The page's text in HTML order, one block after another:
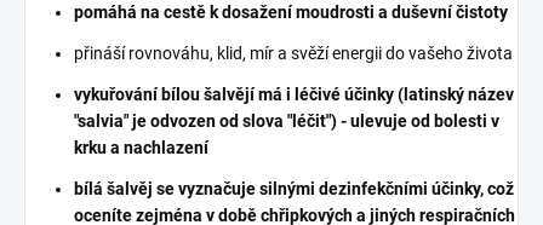
pomáhá na cestě k dosažení moudrosti a duševní čistoty
přináší rovnováhu, klid, mír a svěží energii do vašeho života
vykuřování bílou šalvějí má i léčivé účinky (latinský název
"salvia" je odvozen od slova "léčit") - ulevuje od bolesti v
krku a nachlazení
bílá šalvěj se vyznačuje silnými dezinfekčními účinky, což
oceníte zejména v době chřipkových a jiných respiračních